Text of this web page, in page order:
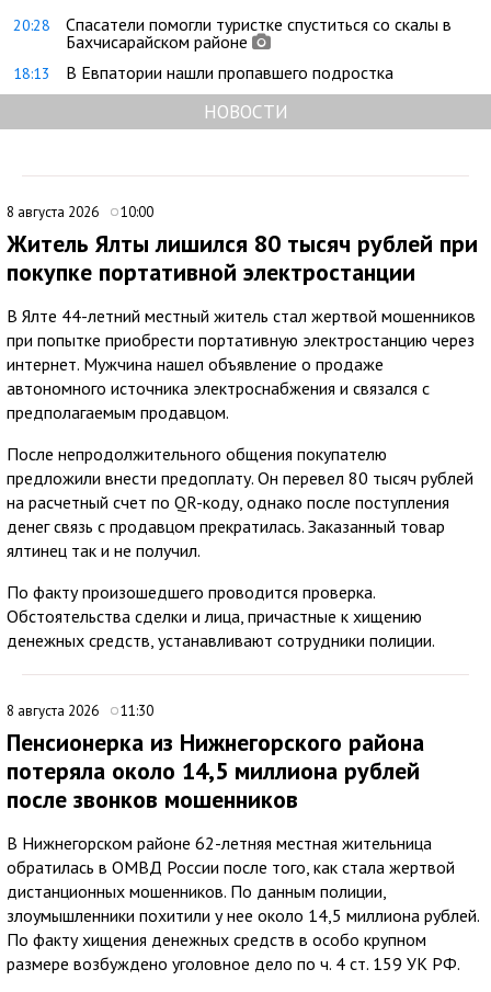
20:28
Спасатели помогли туристке спуститься со скалы в
Бахчисарайском районе
18:13 В Евпатории нашли пропавшего подростка
НОВОСТИ
8 августа 2026 10:00
Житель Ялты лишился 80 тысяч рублей при
покупке портативной электростанции
В Ялте 44-летний местный житель стал жертвой мошенников
при попытке приобрести портативную электростанцию через
интернет. Мужчина нашел объявление о продаже
автономного источника электроснабжения и связался с
предполагаемым продавцом.
После непродолжительного общения покупателю
предложили внести предоплату. Он перевел 80 тысяч рублей
на расчетный счет по QR-коду, однако после поступления
денег связь с продавцом прекратилась. Заказанный товар
ялтинец так и не получил.
По факту произошедшего проводится проверка.
Обстоятельства сделки и лица, причастные к хищению
денежных средств, устанавливают сотрудники полиции.
8 августа 2026 11:30
Пенсионерка из Нижнегорского района
потеряла около 14,5 миллиона рублей
после звонков мошенников
В Нижнегорском районе 62-летняя местная жительница
обратилась в ОМВД России после того, как стала жертвой
дистанционных мошенников. По данным полиции,
злоумышленники похитили у нее около 14,5 миллиона рублей.
По факту хищения денежных средств в особо крупном
размере возбуждено уголовное дело по ч. 4 ст. 159 УК РФ.